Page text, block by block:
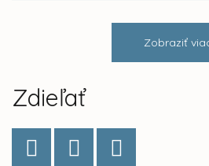
Zobraziť
Zdieľať